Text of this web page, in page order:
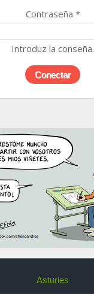
Contraseña *
Introduz la conseña.
Asturies